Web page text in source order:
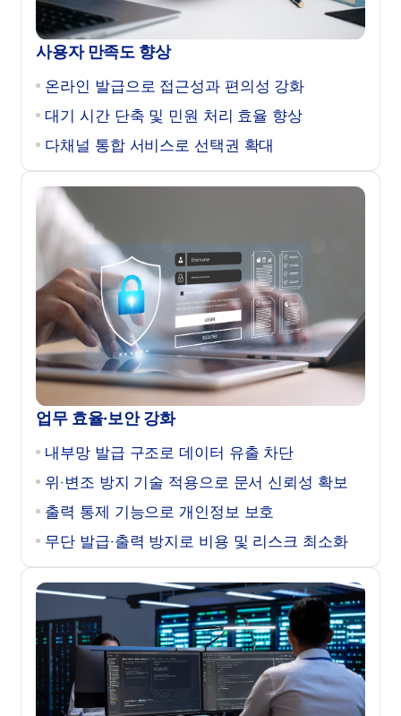
사용자 만족도 향상
온라인 발급으로 접근성과 편의성 강화
대기 시간 단축 및 민원 처리 효율 향상
다채널 통합 서비스로 선택권 확대
업무 효율·보안 강화
내부망 발급 구조로 데이터 유출 차단
위·변조 방지 기술 적용으로 문서 신뢰성 확보
출력 통제 기능으로 개인정보 보호
무단 발급·출력 방지로 비용 및 리스크 최소화